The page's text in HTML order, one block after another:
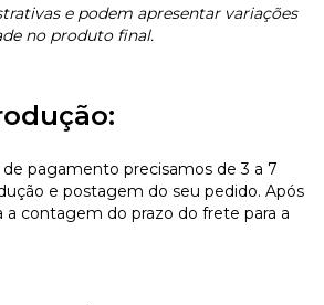
e podem apresentar variações
no produto final.
pagamento precisamos de 3 a 7
e postagem do seu pedido. Após
a contagem do prazo do frete para a